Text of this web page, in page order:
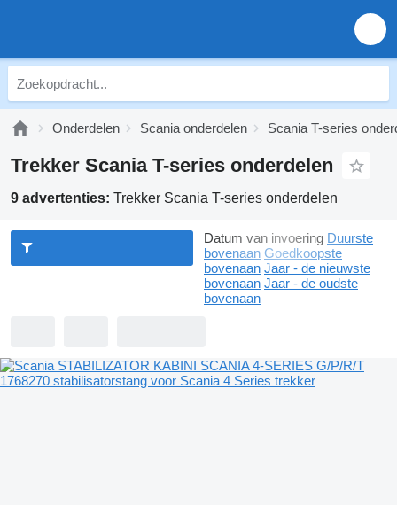
Onderdelen Scania onderdelen Scania T-series
Trekker Scania T-series onderdelen
9 advertenties: Trekker Scania T-series onderdelen
Datum van invoering Duurste
bovenaan Goedkoopste
bovenaan Jaar - de nieuwste
bovenaan Jaar - de oudste
bovenaan